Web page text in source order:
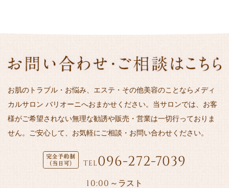
お肌のトラブル・お悩み、エステ・その他美容のことならメディ
カルサロン バリオーニへおまかせください。当サロンでは、お客
様がご希望されない無理な勧誘や販売・営業は一切行っておりま
せん。ご安心して、お気軽にご相談・お問い合わせください。
TEL096-272-7039
10:00 ～ラスト